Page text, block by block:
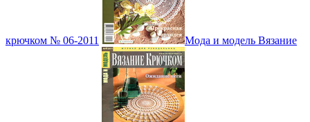
крючком № 06-2011 Мода и модель Вязание